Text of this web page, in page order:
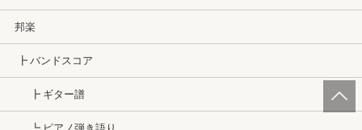
邦楽
┣ バンドスコア
┣ ギター譜